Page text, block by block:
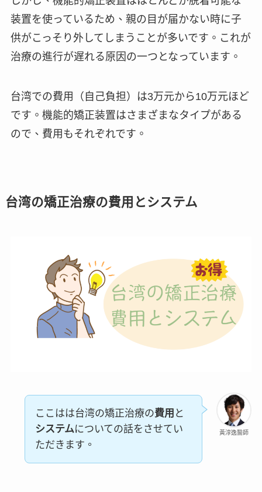
装置を使っているため、親の目が届かない時に子
供がこっそり外してしまうことが多いです。これが
治療の進行が遅れる原因の一つとなっています。
台湾での費用（自己負担）は3万元から10万元ほど
です。機能的矯正装置はさまざまなタイプがある
ので、費用もそれぞれです。
台湾の矯正治療の費用とシステム
黃淳逸醫師
ここはは台湾の矯正治療の費用 と
システムについての話をさせてい
ただきます。